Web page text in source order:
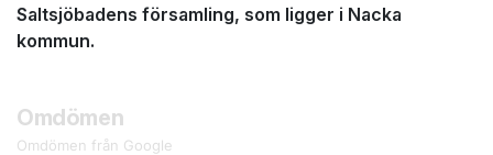
Saltsjöbadens församling, som ligger i Nacka
kommun.
Omdömen
Omdömen från Google